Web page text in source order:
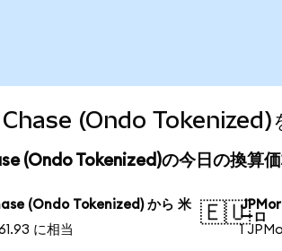
(Ondo Tokenized)を
(Ondo Tokenized)の今日の換算
(Ondo Tokenized) から 米
に相当
🇪🇺ーロ
1